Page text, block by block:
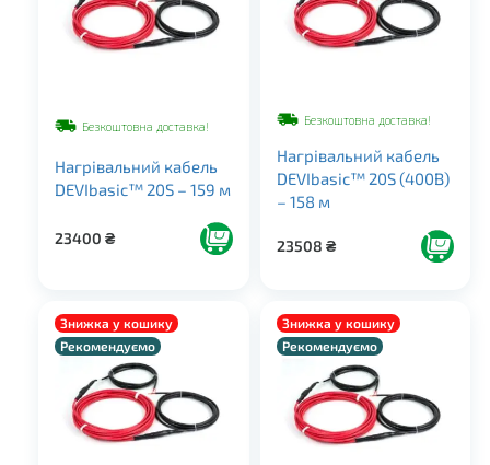
Безкоштовна доставка!
Нагрівальний кабель
DEVIbasic™ 20S – 159 м
23400 ₴
Безкоштовна доставка!
Нагрівальний кабель
DEVIbasic™ 20S (400В)
– 158 м
23508 ₴
Знижка у кошику
Рекомендуємо
Знижка у кошику
Рекомендуємо